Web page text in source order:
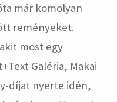
már komolyan
reményeket.
most egy
Galéria, Makai
díjat nyerte idén,